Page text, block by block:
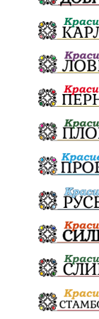
Българска
Криминално
Ценности
Урсула фон
Замърсяване
Хавайска
Пресвета
Йордан